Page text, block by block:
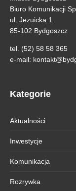
Biuro Komunikacji
ul. Jezuicka 1
85-102 Bydgoszcz
tel. (52) 58 58 365
e-mail:
Kategorie
Aktualności
Inwestycje
Komunikacja
Rozrywka